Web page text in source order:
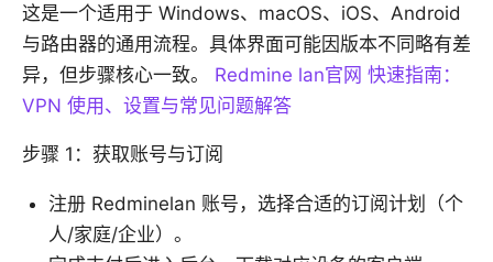
这是一个适用于 Windows、macOS、iOS、Android
与路由器的通用流程。具体界面可能因版本不同略有差
异，但步骤核心一致。 Redmine lan官网 快速指南：
VPN 使用、设置与常见问题解答
步骤 1：获取账号与订阅
注册 Redminelan 账号，选择合适的订阅计划（个
人/家庭/企业）。